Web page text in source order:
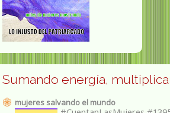
Sumando energía,
mujeres salvando el mundo